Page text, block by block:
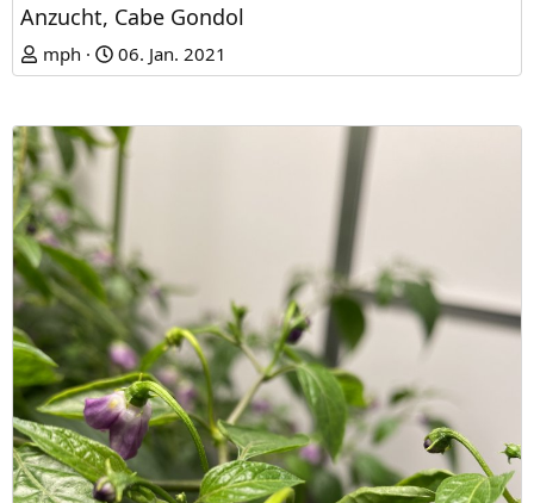
Anzucht, Cabe Gondol
mph 06. Jan. 2021